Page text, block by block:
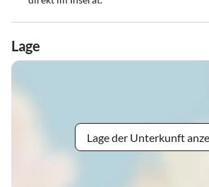
Lage
Lage der Unterkunft